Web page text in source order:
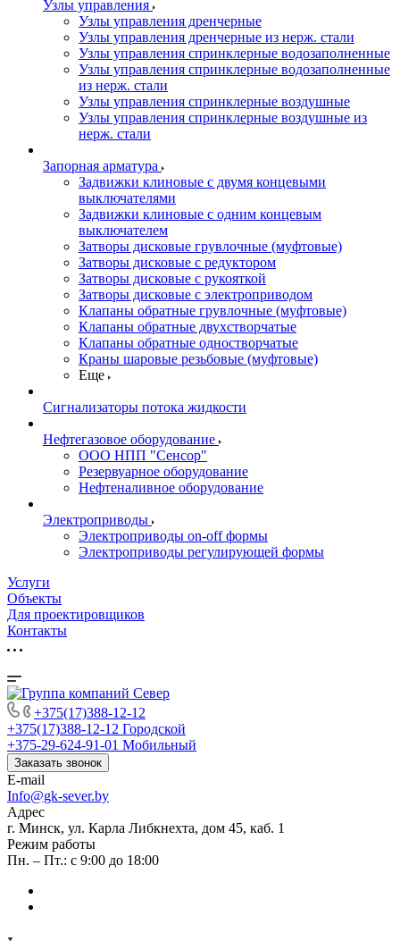
Узлы управления
Узлы управления дренчерные
Узлы управления дренчерные из нерж. стали
Узлы управления спринклерные водозаполненные
Узлы управления спринклерные водозаполненные
из нерж. стали
Узлы управления спринклерные воздушные
Узлы управления спринклерные воздушные из
нерж. стали
Запорная арматура
Задвижки клиновые с двумя концевыми
выключателями
Задвижки клиновые с одним концевым
выключателем
Затворы дисковые грувлочные (муфтовые)
Затворы дисковые с редуктором
Затворы дисковые с рукояткой
Затворы дисковые с электроприводом
Клапаны обратные грувлочные (муфтовые)
Клапаны обратные двухстворчатые
Клапаны обратные одностворчатые
Краны шаровые резьбовые (муфтовые)
Еще
Сигнализаторы потока жидкости
Нефтегазовое оборудование
ООО НПП "Сенсор"
Резервуарное оборудование
Нефтеналивное оборудование
Электроприводы
Электроприводы on-off формы
Электроприводы регулирующей формы
Услуги
Объекты
Для проектировщиков
Контакты
+375(17)388-12-12
+375(17)388-12-12 Городской
+375-29-624-91-01 Мобильный
Заказать звонок
E-mail
Info@gk-sever.by
Адрес
г. Минск, ул. Карла Либкнехта, дом 45, каб. 1
Режим работы
Пн. – Пт.: с 9:00 до 18:00